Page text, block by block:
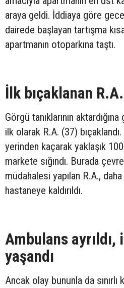
araya geldi. İddiaya göre
dairede başlayan tartışma
apartmanın otoparkına taştı.
İlk bıçaklanan
Görgü tanıklarının
ilk olarak R.A. (37)
yerinden kaçarak yaklaşık
markete sığındı. Burada
müdahalesi yapılan R.A.,
hastaneye kaldırıldı.
Ambulans ayrıldı,
yaşandı
Ancak olay bununla da sınırlı